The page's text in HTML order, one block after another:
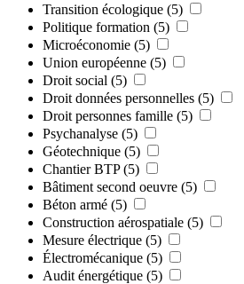
Transition écologique (5)
Politique formation (5)
Microéconomie (5)
Union européenne (5)
Droit social (5)
Droit données personnelles (5)
Droit personnes famille (5)
Psychanalyse (5)
Géotechnique (5)
Chantier BTP (5)
Bâtiment second oeuvre (5)
Béton armé (5)
Construction aérospatiale (5)
Mesure électrique (5)
Électromécanique (5)
Audit énergétique (5)